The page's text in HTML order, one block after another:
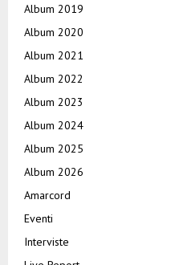
Album 2019
Album 2020
Album 2021
Album 2022
Album 2023
Album 2024
Album 2025
Album 2026
Amarcord
Eventi
Interviste